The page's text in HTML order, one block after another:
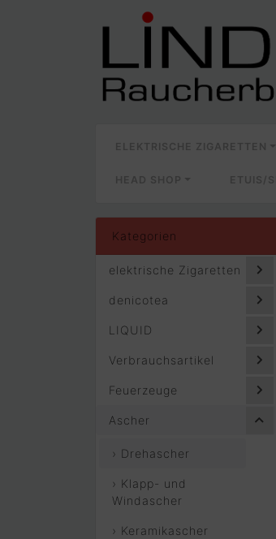
Kategorien
elektrische Zigaretten
denicotea
LIQUID
Verbrauchsartikel
Feuerzeuge
Ascher
› Drehascher
› Klapp- und
Windascher
› Keramikascher